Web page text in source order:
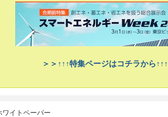
＞＞↑↑↑特集ページはコチラから
ワイトペーパー